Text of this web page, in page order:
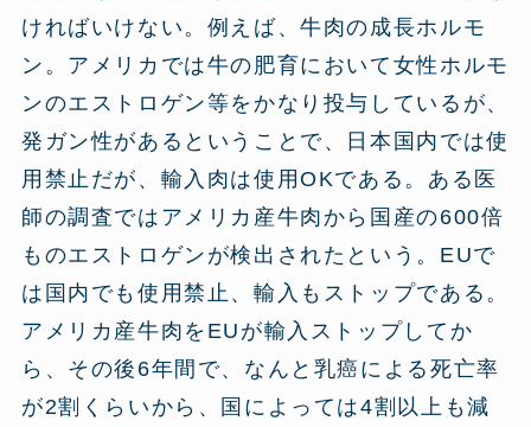
ければいけない。例えば、牛肉の成長ホルモ
ン。アメリカでは牛の肥育において女性ホルモ
ンのエストロゲン等をかなり投与しているが、
発ガン性があるということで、日本国内では使
用禁止だが、輸入肉は使用OKである。ある医
師の調査ではアメリカ産牛肉から国産の600倍
ものエストロゲンが検出されたという。EUで
は国内でも使用禁止、輸入もストップである。
アメリカ産牛肉をEUが輸入ストップしてか
ら、その後6年間で、なんと乳癌による死亡率
が2割くらいから、国によっては4割以上も減